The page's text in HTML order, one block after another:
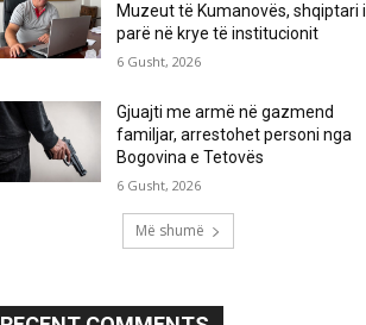
Muzeut të Kumanovës, shqiptari i
parë në krye të institucionit
6 Gusht, 2026
Gjuajti me armë në gazmend
familjar, arrestohet personi nga
Bogovina e Tetovës
6 Gusht, 2026
Më shumë